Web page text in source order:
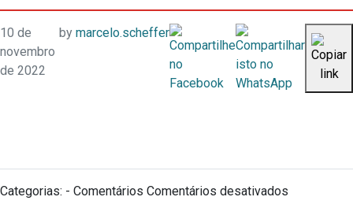
10 de
novembro
de 2022
by marcelo.scheffer
Categorias: - Comentários Comentários desativados